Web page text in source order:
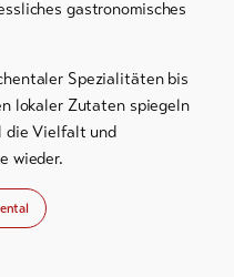
gastronomisches
Spezialitäten bis
lokaler Zutaten spiegeln
die Vielfalt und
wieder.